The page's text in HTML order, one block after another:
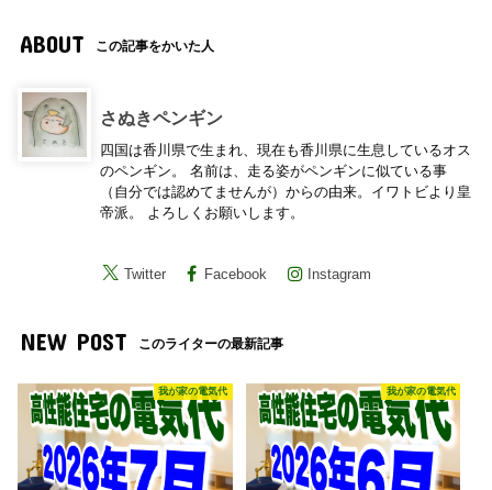
ABOUT この記事をかいた人
さぬきペンギン
四国は香川県で生まれ、現在も香川県に生息しているオス
のペンギン。 名前は、走る姿がペンギンに似ている事
（自分では認めてませんが）からの由来。イワトビより皇
帝派。 よろしくお願いします。
Twitter Facebook Instagram
NEW POST このライターの最新記事
我が家の電気代 我が家の電気代